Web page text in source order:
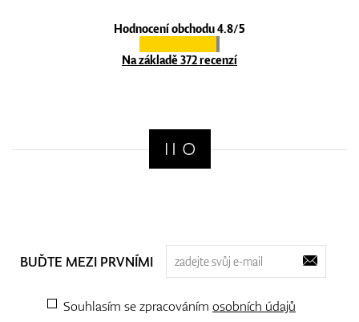
Hodnocení obchodu 4.8/5
Na základě 372 recenzí
BUĎTE MEZI PRVNÍMI
Souhlasím se zpracováním osobních údajů